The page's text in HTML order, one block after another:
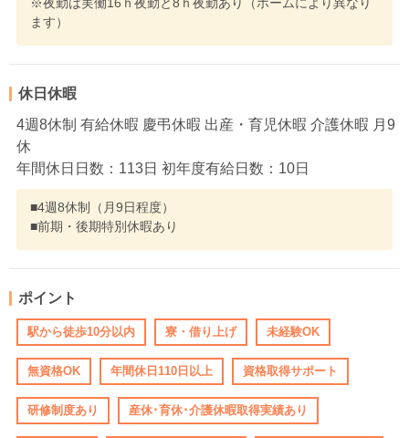
ます）
休日休暇
4週8休制 有給休暇 慶弔休暇 出産・育児休暇 介護休暇 月9
休
年間休日日数：113日 初年度有給日数：10日
■4週8休制（月9日程度）
■前期・後期特別休暇あり
ポイント
駅から徒歩10分以内 寮・借り上げ 未経験OK
無資格OK 年間休日110日以上 資格取得サポート
研修制度あり 産休･育休･介護休暇取得実績あり